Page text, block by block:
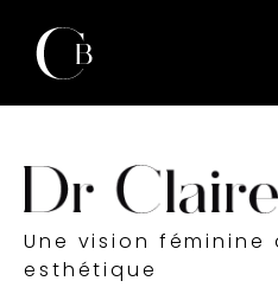
DOCTEUR BAPTISTA
CHIRURGIE MAMMAIRE
CHIRURGIE DU VISAGE
CHIRURGIE DE LA SILHOUETTE
Une vision féminine
esthétique